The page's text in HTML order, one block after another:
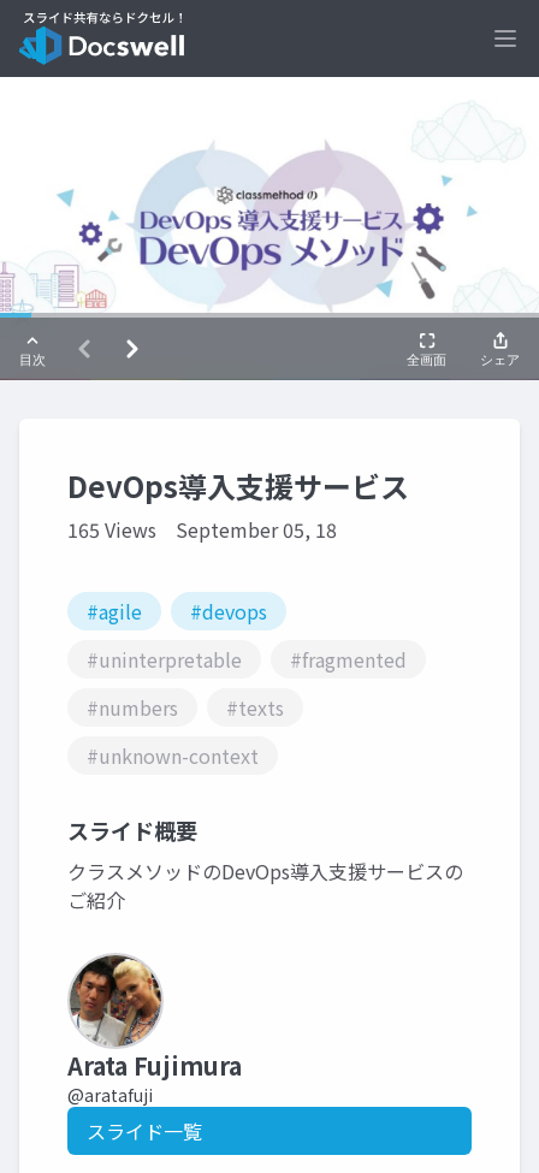
DevOps導入支援サービス
165 Views September 05, 18
#agile
#devops
#uninterpretable
#fragmented
#numbers
#texts
#unknown-context
スライド概要
クラスメソッドのDevOps導入支援サービスの
ご紹介
Arata Fujimura
@aratafuji
スライド一覧